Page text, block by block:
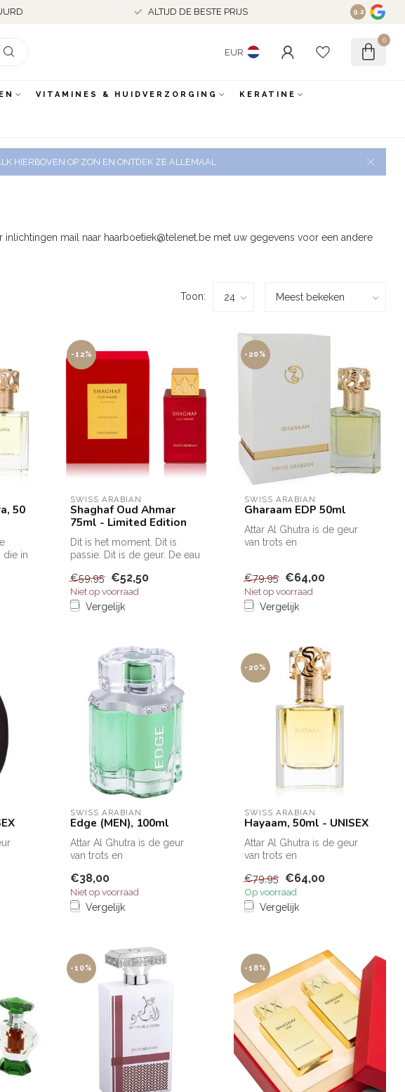
ALTIJD DE BESTE PRIJS 9.2
EUR
0
VITAMINES & HUIDVERZORGING KERATINE
HIERBOVEN OP ZON EN ONTDEK ZE ALLEMAAL
inlichtingen mail naar haarboetiek@telenet.be met uw gegevens voor een andere
Toon:
50
die in
-12%
SWISS ARABIAN
Shaghaf Oud Ahmar
75ml - Limited Edition
Dit is het moment. Dit is
passie. Dit is de geur. De eau
€59,95 €52,50
Niet op voorraad
Vergelijk
-20%
SWISS ARABIAN
Gharaam EDP 50ml
Attar Al Ghutra is de geur
van trots en
€79,95 €64,00
Niet op voorraad
Vergelijk
SWISS ARABIAN
Edge (MEN), 100ml
Attar Al Ghutra is de geur
van trots en
een oase van...
€38,00
Niet op voorraad
Vergelijk
-20%
SWISS ARABIAN
Hayaam, 50ml - UNISEX
Attar Al Ghutra is de geur
van trots en
een oase van...
€79,95 €64,00
Op voorraad
Vergelijk
-10% -18%